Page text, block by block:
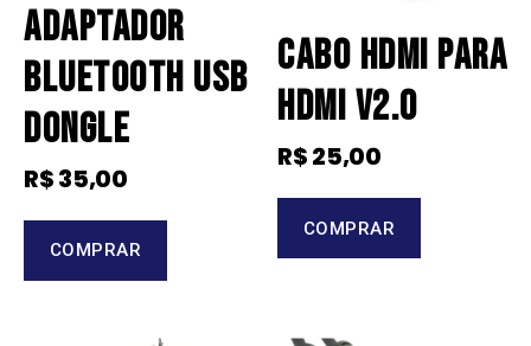
Adaptador
Bluetooth USB
Dongle
R$35,00
COMPRAR
Cabo Hdmi Para
Hdmi V2.0
R$25,00
COMPRAR